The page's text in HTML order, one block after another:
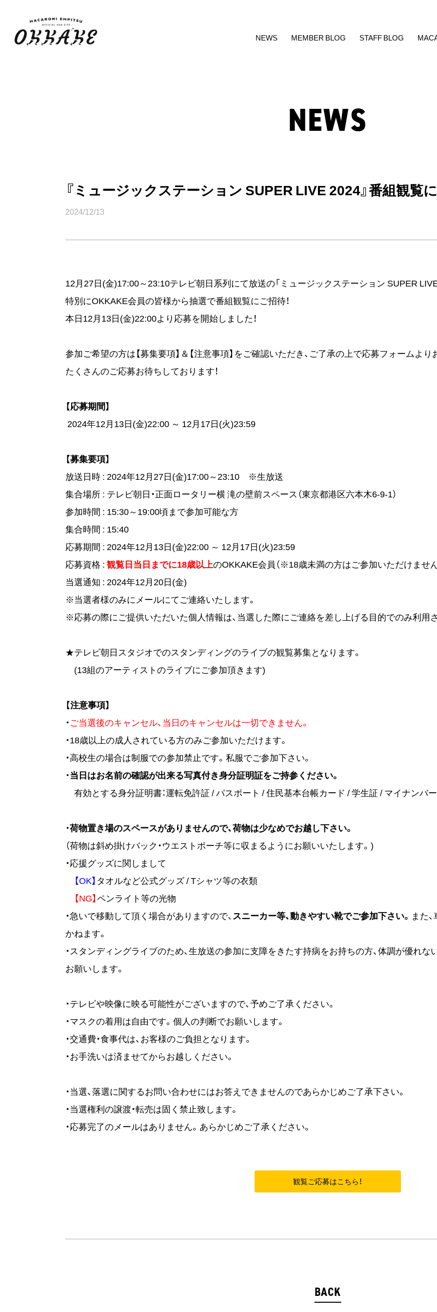
NEWS MEMBER BLOG STAFF BLOG
NEWS
『ミュージックステーション SUPER LIVE 2024』番組観覧
2024/12/13
12月27日(金)17:00～23:10テレビ朝日系列にて放送の「ミュージックステーション SUPER LIVE
特別にOKKAKE会員の皆様から抽選で番組観覧にご招待！
本日12月13日(金)22:00より応募を開始しました！
参加ご希望の方は【募集要項】＆【注意事項】をご確認いただき、ご了承の上で応募フォームよ
たくさんのご応募お待ちしております！
【応募期間】
2024年12月13日(金)22:00 ～ 12月17日(火)23:59
【募集要項】
放送日時 : 2024年12月27日(金)17:00～23:10 ※生放送
集合場所 : テレビ朝日・正面ロータリー横 滝の壁前スペース（東京都港区六本木6-9-1）
参加時間 : 15:30～19:00頃まで参加可能な方
集合時間 : 15:40
応募期間 : 2024年12月13日(金)22:00 ～ 12月17日(火)23:59
応募資格 :観覧日当日までに18歳以上のOKKAKE会員（※18歳未満の方はご参加いただけませ
当選通知 : 2024年12月20日(金)
※当選者様のみにメールにてご連絡いたします。
※応募の際にご提供いただいた個人情報は、当選した際にご連絡を差し上げる目的でのみ利用
★テレビ朝日スタジオでのスタンディングのライブの観覧募集となります。
(13組のアーティストのライブにご参加頂きます)
【注意事項】
・ご当選後のキャンセル、当日のキャンセルは一切できません。
・18歳以上の成人されている方のみご参加いただけます。
・高校生の場合は制服での参加禁止です。私服でご参加下さい。
・当日はお名前の確認が出来る写真付き身分証明証をご持参ください。
有効とする身分証明書：運転免許証 / パスポート / 住民基本台帳カード / 学生証 / マイナンバ
・荷物置き場のスペースがありませんので、荷物は少なめでお越し下さい。
（荷物は斜め掛けバック・ウエストポーチ等に収まるようにお願いいたします。)
・応援グッズに関しまして
【OK】 タオルなど公式グッズ / Tシャツ等の衣類
【NG】ペンライト等の光物
・急いで移動して頂く場合がありますので、スニーカー等、動きやすい靴でご参加下さい。 また
かねます。
・スタンディングライブのため、生放送の参加に支障をきたす持病をお持ちの方、体調が優れ
お願いします。
・テレビや映像に映る可能性がございますので、予めご了承ください。
・マスクの着用は自由です。個人の判断でお願いします。
・交通費・食事代は、お客様のご負担となります。
・お手洗いは済ませてからお越しください。
・当選、落選に関するお問い合わせにはお答えできませんのであらかじめご了承下さい。
・当選権利の譲渡・転売は固く禁止致します。
・応募完了のメールはありません。あらかじめご了承ください。
観覧ご応募はこちら！
BACK